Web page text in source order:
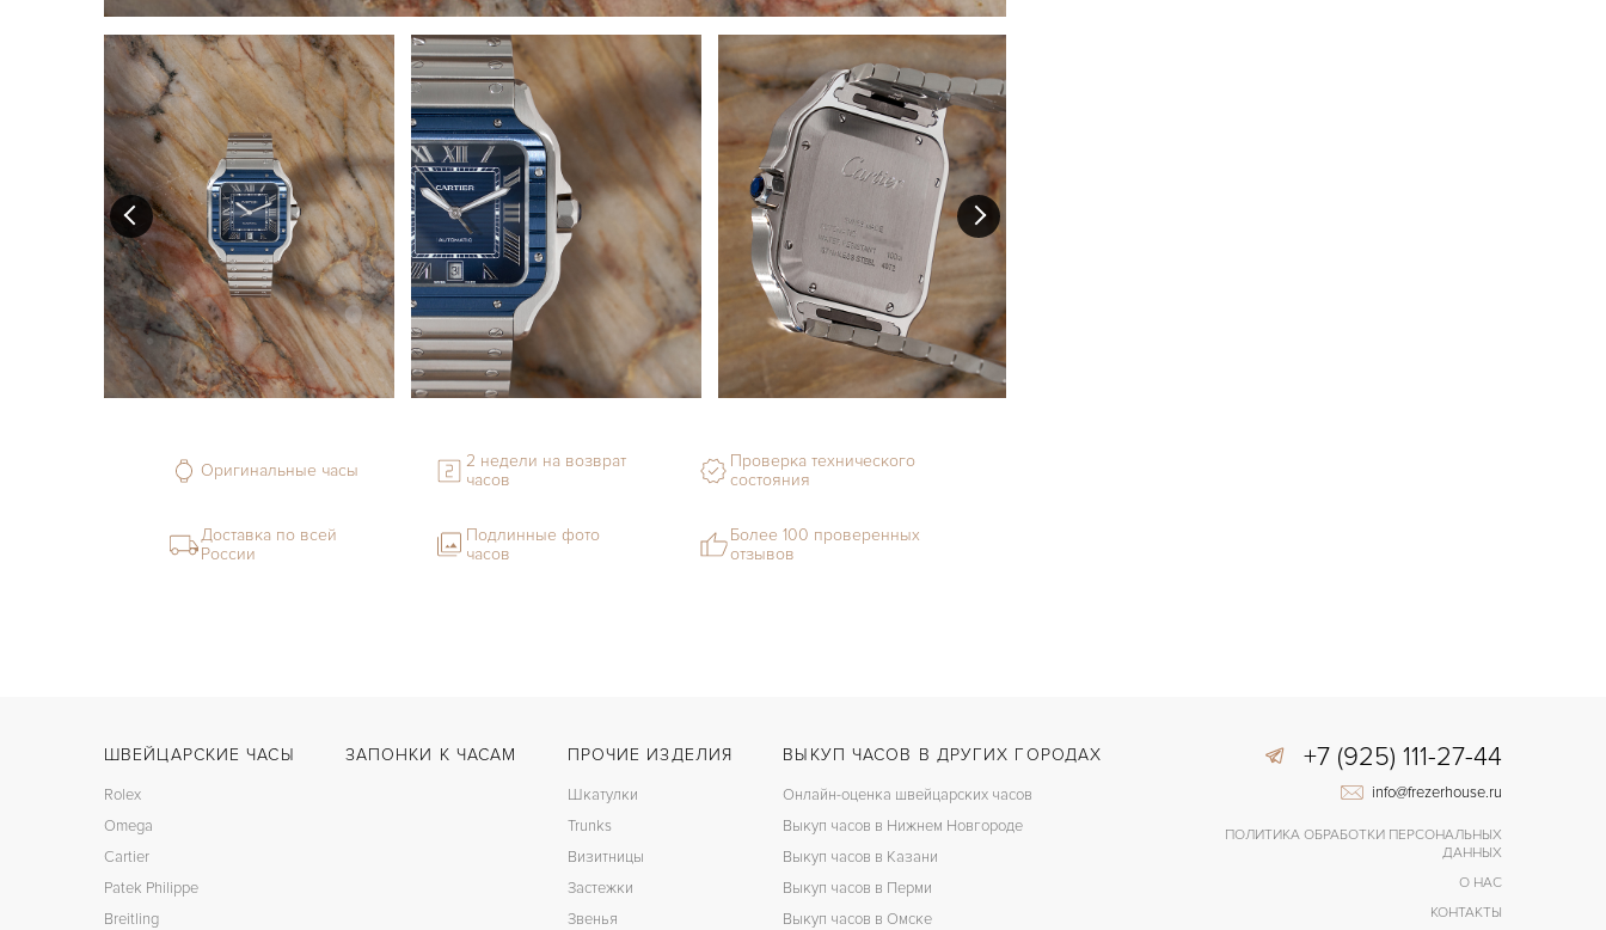
Оригинальные часы
2 недели на возврат
часов
Проверка технического
состояния
Доставка по всей
России
Подлинные фото
часов
Более 100 проверенных
отзывов
ШВЕЙЦАРСКИЕ ЧАСЫ
Rolex
Omega
Cartier
Patek Philippe
Breitling
ЗАПОНКИ К ЧАСАМ ПРОЧИЕ ИЗДЕЛИЯ
Шкатулки
Trunks
Визитницы
Застежки
Звенья
ВЫКУП ЧАСОВ В ДРУГИХ ГОРОДАХ
Онлайн-оценка швейцарских часов
Выкуп часов в Нижнем Новгороде
Выкуп часов в Казани
Выкуп часов в Перми
Выкуп часов в Омске
+7 (925) 111-27-44
info@frezerhouse.ru
ПОЛИТИКА ОБРАБОТКИ ПЕРСОНАЛЬНЫХ
ДАННЫХ
О НАС
КОНТАКТЫ